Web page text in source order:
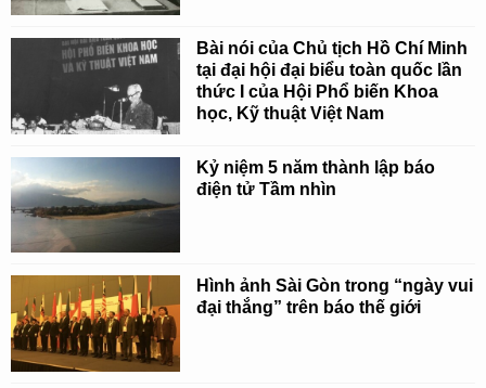
Bài nói của Chủ tịch Hồ Chí Minh
tại đại hội đại biểu toàn quốc lần
thức I của Hội Phổ biến Khoa
học, Kỹ thuật Việt Nam
Kỷ niệm 5 năm thành lập báo
điện tử Tầm nhìn
Hình ảnh Sài Gòn trong “ngày vui
đại thắng” trên báo thế giới